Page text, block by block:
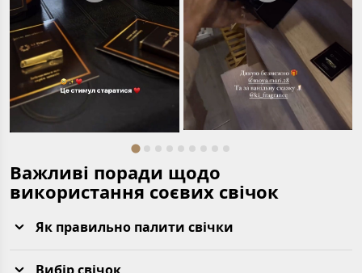
Важливі поради щодо
використання соєвих свічок
Як правильно палити свічки